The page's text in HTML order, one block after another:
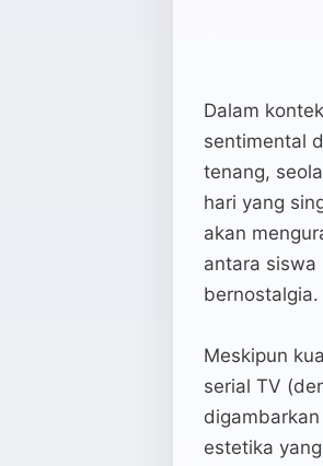
Dalam
sentimental
tenang,
hari yang
akan
antara siswa
bernostalgia.
Meskipun
serial TV
estetika